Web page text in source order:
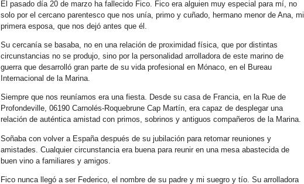
El pasado día 20 de marzo ha fallecido Fico. Fico era alguien muy especial para mí, no
solo por el cercano parentesco que nos unía, primo y cuñado, hermano menor de Ana, mi
primera esposa, que nos dejó antes que él.
Su cercanía se basaba, no en una relación de proximidad física, que por distintas
circunstancias no se produjo, sino por la personalidad arrolladora de este marino de
guerra que desarrolló gran parte de su vida profesional en Mónaco, en el Bureau
Internacional de la Marina.
Siempre que nos reuníamos era una fiesta. Desde su casa de Francia, en la Rue de
Profondeville, 06190 Carnolés-Roquebrune Cap Martín, era capaz de desplegar una
relación de auténtica amistad con primos, sobrinos y antiguos compañeros de la Marina.
Soñaba con volver a España después de su jubilación para retomar reuniones y
amistades. Cualquier circunstancia era buena para reunir en una mesa abastecida de
buen vino a familiares y amigos.
Fico nunca llegó a ser Federico, el nombre de su padre y mi suegro y tío. Su arrolladora